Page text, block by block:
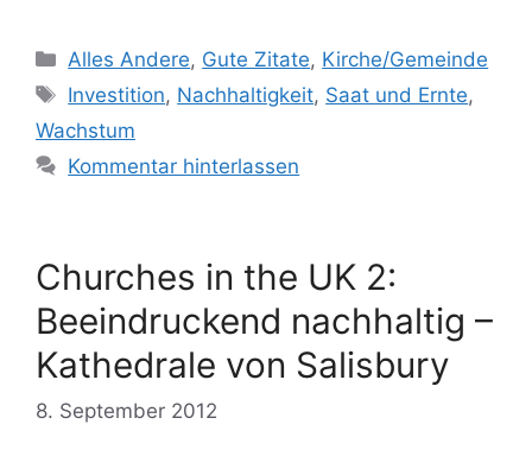
Kategorien
Alles Andere, Gute Zitate, Kirche/Gemeinde
Schlagwörter
Investition, Nachhaltigkeit, Saat und Ernte,
Wachstum
Kommentar hinterlassen
Churches in the UK 2:
Beeindruckend nachhaltig –
Kathedrale von Salisbury
8. September 2012